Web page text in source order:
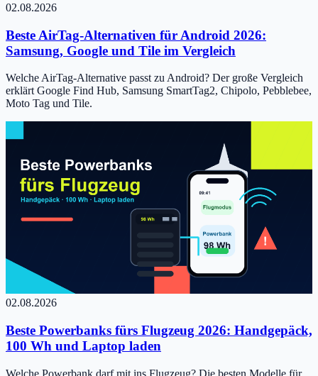
02.08.2026
Beste AirTag-Alternativen für Android 2026:
Samsung, Google und Tile im Vergleich
Welche AirTag-Alternative passt zu Android? Der große Vergleich
erklärt Google Find Hub, Samsung SmartTag2, Chipolo, Pebblebee,
Moto Tag und Tile.
02.08.2026
Beste Powerbanks fürs Flugzeug 2026: Handgepäck,
100 Wh und Laptop laden
Welche Powerbank darf mit ins Flugzeug? Die besten Modelle für